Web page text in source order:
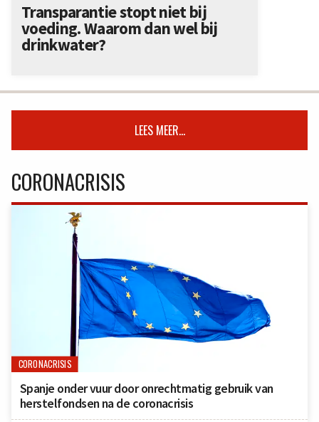
Transparantie stopt niet bij
voeding. Waarom dan wel bij
drinkwater?
LEES MEER...
CORONACRISIS
CORONACRISIS
Spanje onder vuur door onrechtmatig gebruik van
herstelfondsen na de coronacrisis